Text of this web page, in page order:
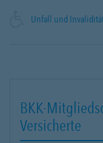
Unfall und
BKK-
Versicherte